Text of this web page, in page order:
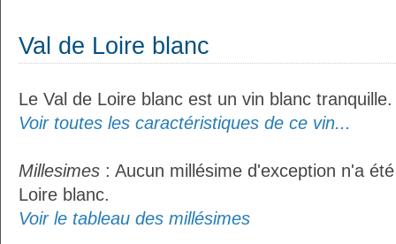
Val de Loire blanc
Le Val de Loire blanc est un vin blanc tranquille.
Voir toutes les caractéristiques de ce vin...
Millesimes : Aucun millésime d'exception n'a
Loire blanc.
Voir le tableau des millésimes